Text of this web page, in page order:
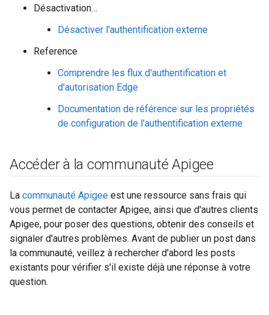
Désactivation…
Désactiver l'authentification externe
Reference
Comprendre les flux d'authentification et
d'autorisation Edge
Documentation de référence sur les propriétés
de configuration de l'authentification externe
Accéder à la communauté Apigee
La communauté Apigee est une ressource sans frais qui
vous permet de contacter Apigee, ainsi que d'autres clients
Apigee, pour poser des questions, obtenir des conseils et
signaler d'autres problèmes. Avant de publier un post dans
la communauté, veillez à rechercher d'abord les posts
existants pour vérifier s'il existe déjà une réponse à votre
question.